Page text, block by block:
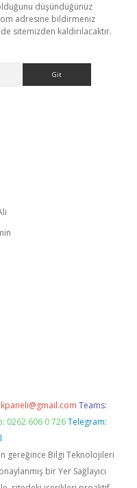
düşündüğünüz
adresine bildirmeniz
sitemizden kaldırılacaktır.
Teams:
0262 606 0 726 Telegram:
gereğince Bilgi Teknolojileri
bir Yer Sağlayıcı